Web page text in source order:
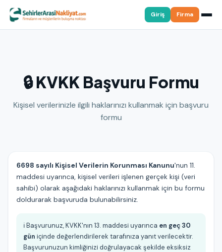
Giriş Firma
🔒 KVKK Başvuru Formu
Kişisel verilerinizle ilgili haklarınızı kullanmak için başvuru
formu
6698 sayılı Kişisel Verilerin Korunması Kanunu'nun 11.
maddesi uyarınca, kişisel verileri işlenen gerçek kişi (veri
sahibi) olarak aşağıdaki haklarınızı kullanmak için bu formu
doldurarak başvuruda bulunabilirsiniz.
ℹ️ Başvurunuz, KVKK'nın 13. maddesi uyarınca en geç 30
gün içinde değerlendirilerek tarafınıza yanıt verilecektir.
Başvurunuzun kimliğinizi doğrulayacak şekilde eksiksiz